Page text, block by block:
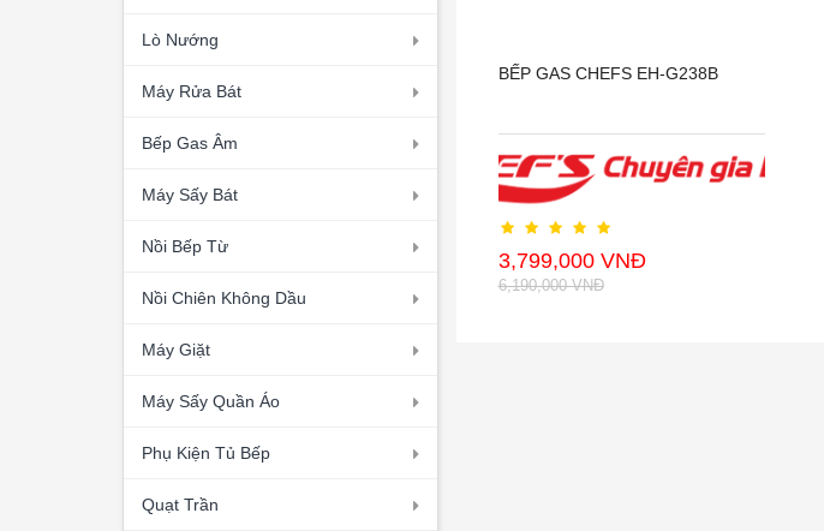
Lò Nướng
Máy Rửa Bát
Bếp Gas Âm
Máy Sấy Bát
Nồi Bếp Từ
Nồi Chiên Không Dầu
Máy Giặt
Máy Sấy Quần Áo
Phụ Kiện Tủ Bếp
Quạt Trần
BẾP GAS CHEFS EH-G238B
3,799,000 VNĐ
6,190,000 VNĐ